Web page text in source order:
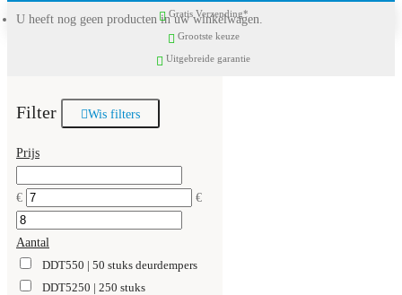
U heeft nog geen producten in uw winkelwagen.
Gratis Verzending*
Grootste keuze
Uitgebreide garantie
Filter Wis filters
Prijs
€ €
Aantal
DDT550 | 50 stuks deurdempers
DDT5250 | 250 stuks